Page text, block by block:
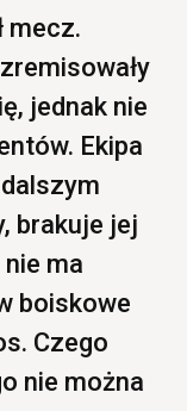
mecz.
jednak nie
Ekipa
brakuje jej
ma
boiskowe
Czego
nie można